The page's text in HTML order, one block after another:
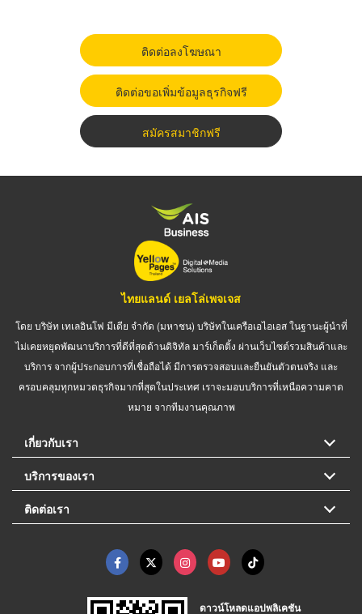
ติดต่อลงโฆษณา
ติดต่อขอเพิ่มข้อมูลธุรกิจฟรี
สมัครสมาชิกฟรี
ไทยแลนด์ เยลโล่เพจเจส
โดย บริษัท เทเลอินโฟ มีเดีย จำกัด (มหาชน) บริษัทในเครือเอไอเอส ในฐานะผู้นำที่
ไม่เคยหยุดพัฒนาบริการที่ดีที่สุดด้านดิจิทัล มาร์เก็ตติ้ง ผ่านเว็บไซต์รวมสินค้าและ
บริการ จากผู้ประกอบการที่เชื่อถือได้ มีการตรวจสอบและยืนยันตัวตนจริง และ
ครอบคลุมทุกหมวดธุรกิจมากที่สุดในประเทศ เราจะมอบบริการที่เหนือความคาด
หมาย จากทีมงานคุณภาพ
เกี่ยวกับเรา
บริการของเรา
ติดต่อเรา
ดาวน์โหลดแอปพลิเคชัน